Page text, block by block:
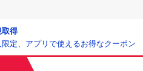
取得
定、アプリで使えるお得なクーポン